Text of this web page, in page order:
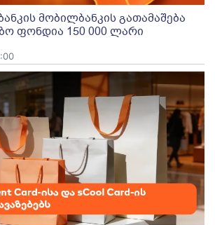
მობილბანკის გათამაშება
ფონდია 150 000 ლარი